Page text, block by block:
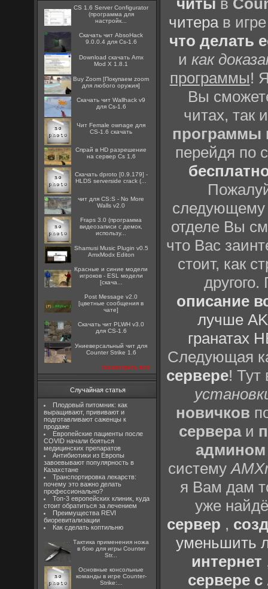
CS 1.6 Server Configurator
(программа для
настройк...
Скачать чит AbsoHack
9.0.0.4 для Cs-1.6
Download скачать Amx
Mod X 1.8.1
Buy Zoom [Покупаем zoom
для любого оружия]
Скачать чит Wallhack v9
для Cs-1.6
Чит Female ownage для
CS-1.6 скачать
Спрай в HD разрешение
на сервер Cs 1,6
Скачать dproto [0.9.179] -
HLDS serverside crack (...
чит для CS:S - No More
Walls v2.0
Fraps 3.0 (программа
видеозаписи с демок,
использу...
Shamusi Music Plugin v0.5
AmxModx Editon
Красные и синие модели
игроков - ESL модели
[скача...
Post Message v2.0
[цветные сообщения в
чате]
Скачать чит PLWH v3.0
для CS-1.6
Униеверсальный чит для
Counter Strike 1.6
посмотреть все
Случайная статья
Плодовый питомник: как
выращивают, прививают и
подготавливают саженцы к
продаже
Европейские пациенты после
COVID начали бояться
медицинских препаратов
Антибиотики из Европы
завоевывают популярность в
Казахстане
Транспортировка лекарств:
почему это важно делать
профессионально?
Топ-3 европейских клиник, куда
стоит обратиться за лечением
Преимущества REVI
биоревитализации
Как сделать коптильню
Тактика применения ножа
в бою для игры Counter
Str...
Основные консольные
команды в игре Counter-
Strike:...
читы в
читерав
что делать
икак
программы!
Вы
читах, так
программы
перейдя по
отделе Вы
что Вас
стоит, как
описание
лучше
гранатах
Следующая
сервере! Тут
новичков
сервераи
админом
систему
я Вам дам
уже
сервер ,
уменьшить
интернет
сервере